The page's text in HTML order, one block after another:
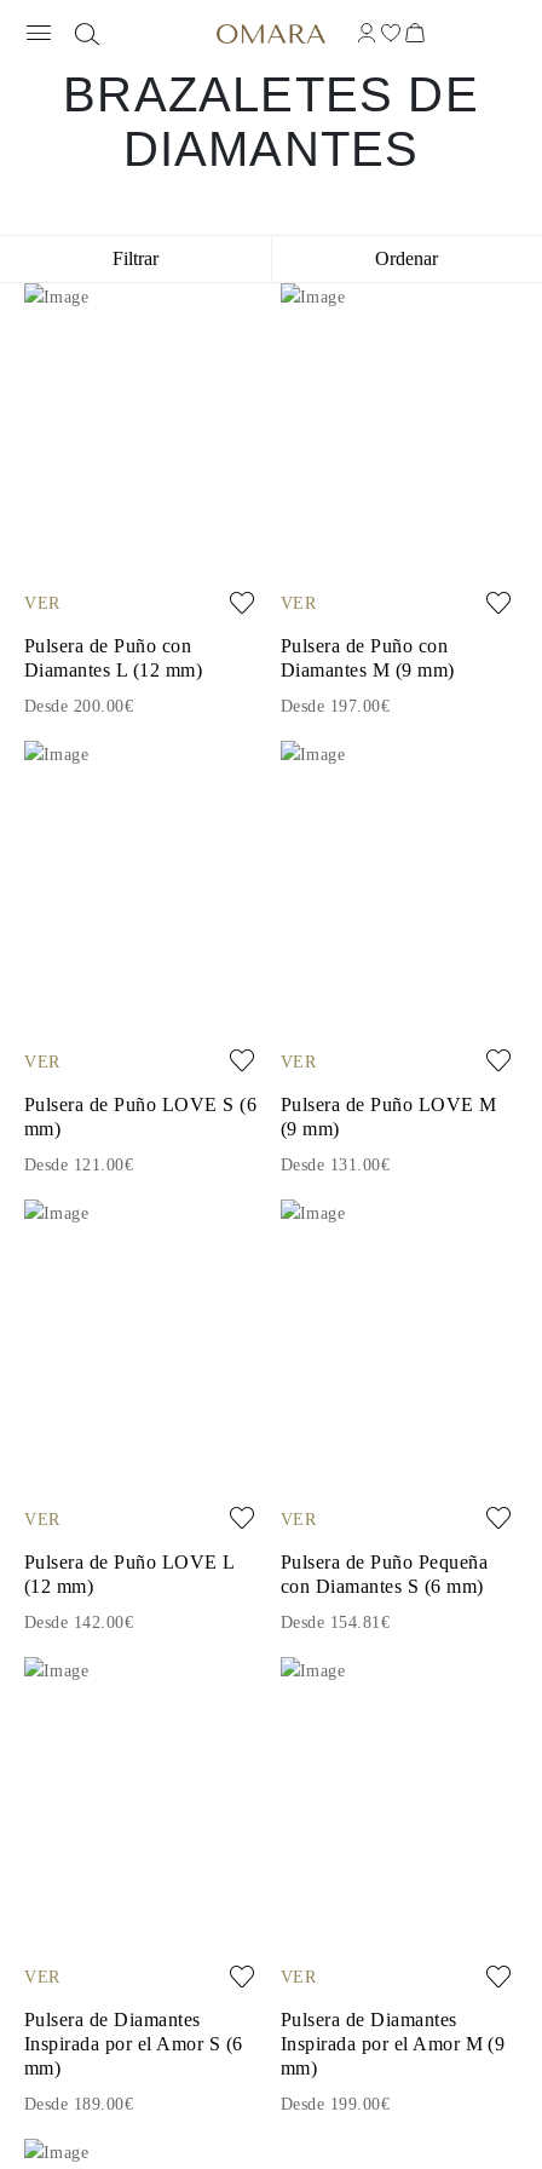
BRAZALETES DE
DIAMANTES
Filtrar Ordenar
VER
Pulsera de Puño con
Diamantes L (12 mm)
Desde 200.00€
VER
Pulsera de Puño con
Diamantes M (9 mm)
Desde 197.00€
VER
Pulsera de Puño LOVE S (6
mm)
Desde 121.00€
VER
Pulsera de Puño LOVE M
(9 mm)
Desde 131.00€
VER
Pulsera de Puño LOVE L
(12 mm)
Desde 142.00€
VER
Pulsera de Puño Pequeña
con Diamantes S (6 mm)
Desde 154.81€
VER
Pulsera de Diamantes
Inspirada por el Amor S (6
mm)
Desde 189.00€
VER
Pulsera de Diamantes
Inspirada por el Amor M (9
mm)
Desde 199.00€